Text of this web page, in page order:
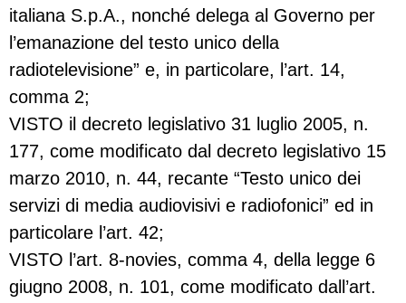
italiana S.p.A., nonché delega al Governo per
l’emanazione del testo unico della
radiotelevisione” e, in particolare, l’art. 14,
comma 2;
VISTO il decreto legislativo 31 luglio 2005, n.
177, come modificato dal decreto legislativo 15
marzo 2010, n. 44, recante “Testo unico dei
servizi di media audiovisivi e radiofonici” ed in
particolare l’art. 42;
VISTO l’art. 8-novies, comma 4, della legge 6
giugno 2008, n. 101, come modificato dall’art.